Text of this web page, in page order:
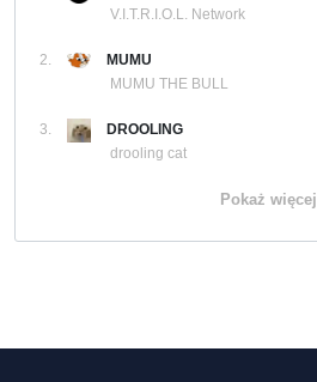
V.I.T.R.I.O.L. Network
2.
MUMU
MUMU THE BULL
3.
DROOLING
drooling cat
Pokaż więcej